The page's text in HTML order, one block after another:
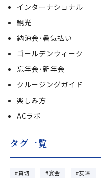
インターナショナル
観光
納涼会･暑気払い
ゴールデンウィーク
忘年会･新年会
クルージングガイド
楽しみ方
ACラボ
タグ一覧
貸切 宴会 友達